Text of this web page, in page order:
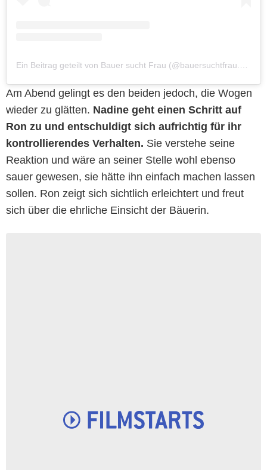
Ein Beitrag geteilt von Bauer sucht Frau (@bauersuchtfrau.de)
Am Abend gelingt es den beiden jedoch, die Wogen
wieder zu glätten. Nadine geht einen Schritt auf
Ron zu und entschuldigt sich aufrichtig für ihr
kontrollierendes Verhalten. Sie verstehe seine
Reaktion und wäre an seiner Stelle wohl ebenso
sauer gewesen, sie hätte ihn einfach machen lassen
sollen. Ron zeigt sich sichtlich erleichtert und freut
sich über die ehrliche Einsicht der Bäuerin.